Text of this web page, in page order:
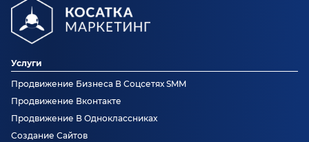
Услуги
Продвижение Бизнеса В Соцсетях SMM
Продвижение Вконтакте
Продвижение В Одноклассниках
Создание Сайтов